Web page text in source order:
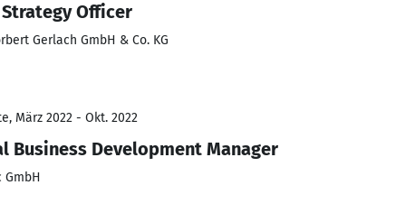
Officer
Gerlach GmbH & Co. KG
März 2022 - Okt. 2022
Business Development Manager